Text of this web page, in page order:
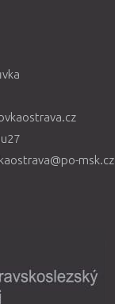
msk.cz